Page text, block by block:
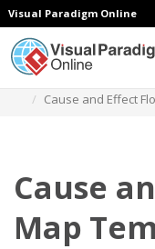
Visual Paradigm Online
Cause and Effect
Cause
Map